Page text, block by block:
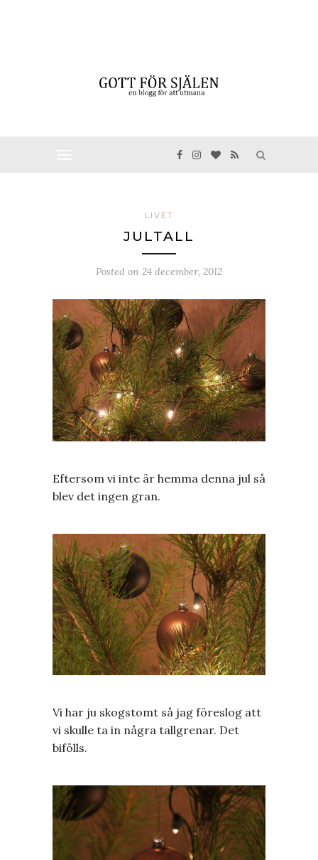
LIVET
JULTALL
Posted on 24 december, 2012
Eftersom vi inte är hemma denna jul så
blev det ingen gran.
Vi har ju skogstomt så jag föreslog att
vi skulle ta in några tallgrenar. Det
bifölls.